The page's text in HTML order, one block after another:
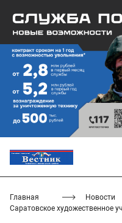
Главная
Новости
Саратовское художественное